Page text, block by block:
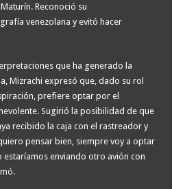
Reconoció su
venezolana y evitó hacer
que ha generado la
Mizrachi expresó que, dado su rol
prefiere optar por el
Sugirió la posibilidad de que
recibido la caja con el rastreador y
pensar bien, siempre voy a optar
estaríamos enviando otro avión con